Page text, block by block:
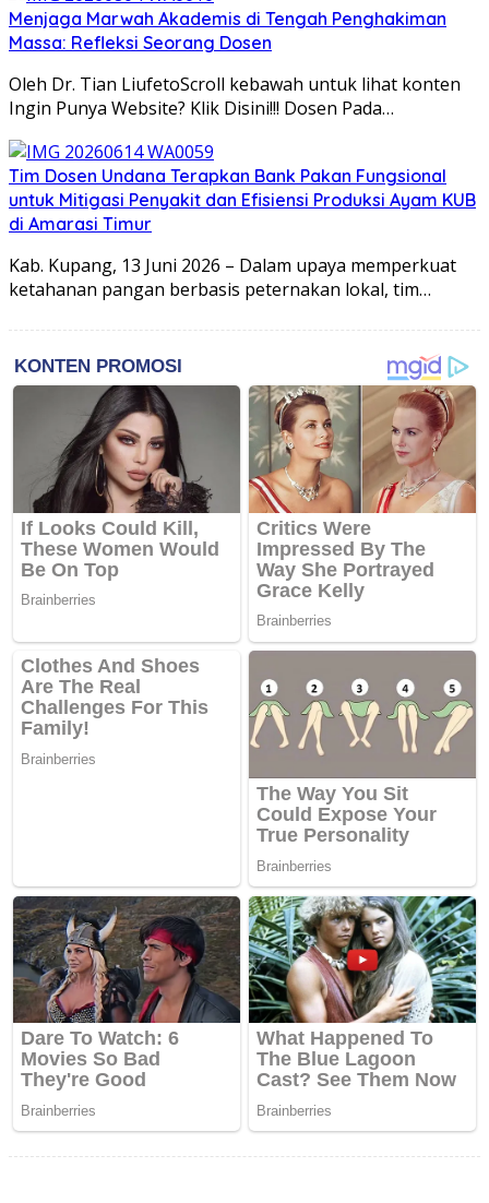
Menjaga Marwah Akademis di Tengah Penghakiman
Massa: Refleksi Seorang Dosen
Oleh Dr. Tian LiufetoScroll kebawah untuk lihat konten
Ingin Punya Website? Klik Disini!!! Dosen Pada…
Tim Dosen Undana Terapkan Bank Pakan Fungsional
untuk Mitigasi Penyakit dan Efisiensi Produksi Ayam KUB
di Amarasi Timur
Kab. Kupang, 13 Juni 2026 – Dalam upaya memperkuat
ketahanan pangan berbasis peternakan lokal, tim…